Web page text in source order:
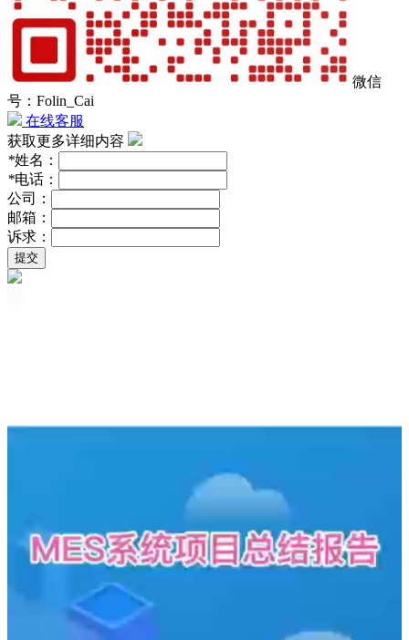
微信
号：Folin_Cai
在线客服
获取更多详细内容
*姓名：
*电话：
公司：
邮箱：
诉求：
提交